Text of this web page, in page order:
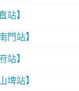
站】
門站】
站】
埤站】